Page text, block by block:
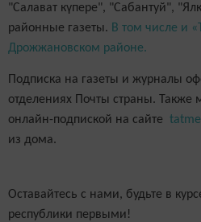
"Салават күпере", "Сабантуй",
районные газеты. В том числе и
Дрожжановском районе.
Подписка на газеты и журналы
отделениях Почты страны. Также
онлайн-подпиской на сайте
из дома.
Оставайтесь с нами, будьте в
республики первыми!